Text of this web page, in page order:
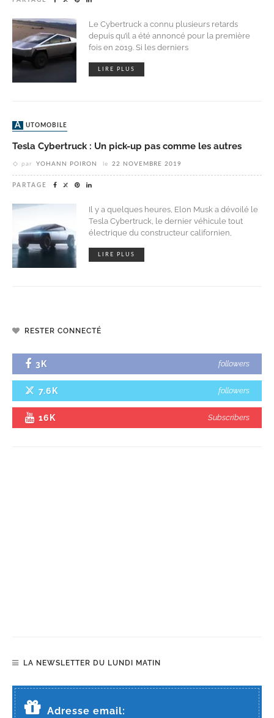
Le Cybertruck a connu plusieurs retards
depuis qu’il a été annoncé pour la première
fois en 2019. Si les derniers
LIRE PLUS
AUTOMOBILE
Tesla Cybertruck : Un pick-up pas comme les autres
par YOHANN POIRON le 22 NOVEMBRE 2019
PARTAGE
Il y a quelques heures, Elon Musk a dévoilé le
Tesla Cybertruck, le dernier véhicule tout
électrique du constructeur californien,
LIRE PLUS
RESTER CONNECTÉ
3K followers
7.6K followers
16K Subscribers
LA NEWSLETTER DU LUNDI MATIN
Adresse email: